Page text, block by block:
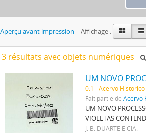
Aperçu avant impression Affichage :
3 résultats avec objets numériques
0.1 - Acervo
Fait partie deAcervo
UM NOVO
VIOLETAS
J. B. DUARTE E CIA.